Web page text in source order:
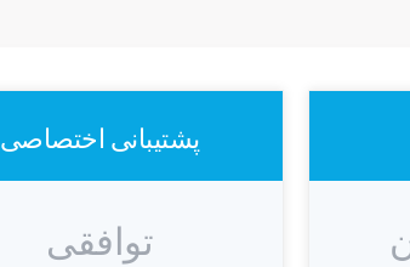
پشتیبانی اختصاصی
توافقی